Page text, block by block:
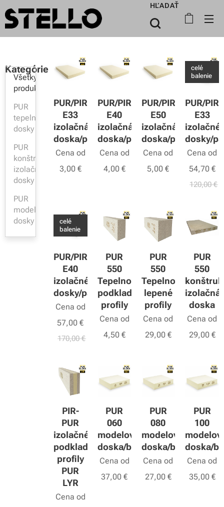
HĽADAŤ
Kategórie
Všetky
produkty
PUR
tepelnoizolačné
dosky
PUR
konštrukčné
izolačné
dosky
PUR
modelové
dosky
PUR/PIR
E33
izolačná
doska/panel
Cena od
3,00€
PUR/PIR
E40
izolačná
doska/panel
Cena od
4,00€
PUR/PIR
E50
izolačná
doska/panel
Cena od
5,00 €
PUR/PIR
E33
izolačné
dosky/
celé
balenie
Cena od
54,70€
120,00€
PUR/PIR
E40
izolačné
dosky/panely
celé
balenie
Cena od
57,00 €
170,00€
PUR
550
Tepelnoizolačné
podkladové
profily
Cena od
4,50€
PUR
550
Tepelnoizolačné
lepené
profily
Cena od
29,00€
PUR
550
izolačná
doska
Cena od
29,00€
PIR-
PUR
izolačné
podkladové
profily
PUR
LYR
Cena od
PUR
060
modelová
doska/blok
Cena od
37,00 €
PUR
080
modelová
doska/blok
Cena od
27,00€
PUR
100
doska/
Cena od
35,00€